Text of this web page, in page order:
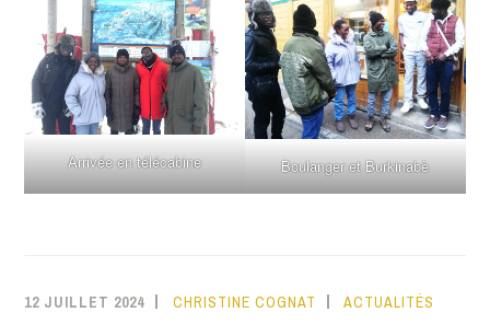
Arrivée en télécabine Boulanger et Burkinabè
12 JUILLET 2024 CHRISTINE COGNAT ACTUALITÉS